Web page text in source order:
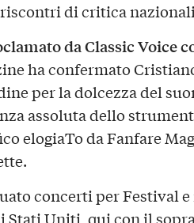
di critica
da Classic Voice
ha confermato
per la dolcezza del
assoluta dello
elogiaTo da Fanfare
concerti per Festival
Stati Uniti, qui con il